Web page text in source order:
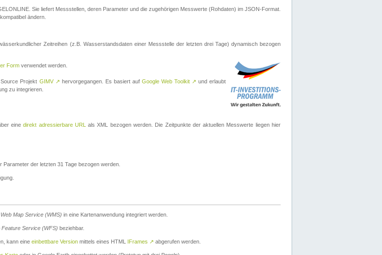
Sie liefert Messstellen, deren Parameter und die zugehörigen Messwerte (Rohdaten) im JSON-Format.
ändern.
Zeitreihen (z.B. Wasserstandsdaten einer Messstelle der letzten drei Tage) dynamisch bezogen
Form verwendet werden.
Projekt GIMV ↗ hervorgegangen. Es basiert auf Google Web Toolkit ↗ und erlaubt
zu integrieren.
einedirekt adressierbare URL
als XML bezogen werden. Die Zeitpunkte der aktuellen Messwerte liegen hier
der letzten 31 Tage bezogen werden.
Map Service (WMS) in eine Kartenanwendung integriert werden.
Service (WFS) beziehbar.
kann eine einbettbare Version mittels eines HTML IFrames ↗ abgerufen werden.